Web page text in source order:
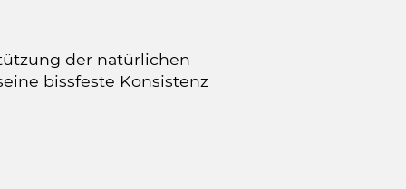
der natürlichen
bissfeste Konsistenz